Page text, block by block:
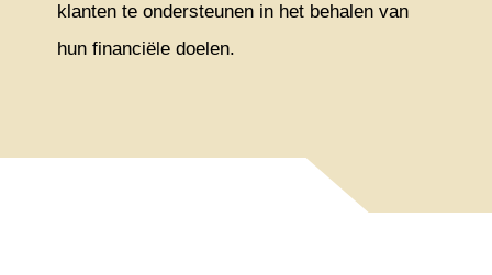
klanten te ondersteunen in het behalen van
hun financiële doelen.